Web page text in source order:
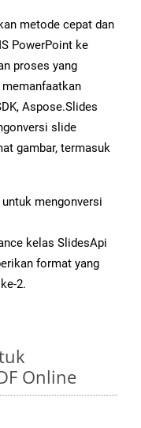
metode cepat dan
PowerPoint ke
proses yang
memanfaatkan
Aspose.Slides
slide
gambar, termasuk
untuk mengonversi
kelas SlidesApi
format yang
2.
Online